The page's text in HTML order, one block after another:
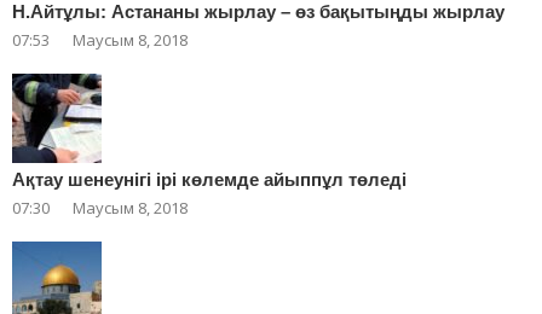
Н.Айтұлы: Астананы жырлау – өз бақытыңды жырлау
07:53 Маусым 8, 2018
Ақтау шенеунігі ірі көлемде айыппұл төледі
07:30 Маусым 8, 2018